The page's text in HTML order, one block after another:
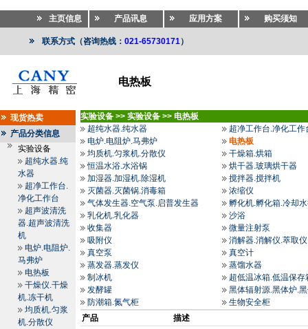
主页信息 产品讯息 应用方案 购买须知
联系方式（咨询热线： 021-65730171）
电热板
现货热卖
产品分类信息
实验设备
超纯水器.纯
水器
超净工作台.
净化工作台
超声波清洗
器.超声波清洗
机
电炉.电阻炉.
马弗炉
电热板
干燥仪.干燥
机.冻干机
均质机.匀浆
机.分散仪
实验设备 >> 实验设备 >> 电热板
超纯水器.纯水器
超净工作台.净化工作
电炉.电阻炉.马弗炉
电热板
均质机.匀浆机.分散仪
干燥箱.烘箱
恒温水浴.水浴锅
烘干器.玻璃烘干器
加湿器.加湿机.除湿机
搅拌器.搅拌机
灭菌器.灭菌锅.消毒箱
浓缩仪
气体发生器.空气泵.启普发生器
孵化机.孵化箱.冷却
乳化机.乳化器
沙浴
收集器
微量注射泵
吸附仪
消解器.消解仪.萃取仪
真空泵
真空计
蒸发器.蒸发仪
蒸馏水器
制冰机
超低温冰箱.低温保
发酵罐
黑体辐射源.黑体炉.
防潮箱.氮气柜
生物安全柜
产品
描述